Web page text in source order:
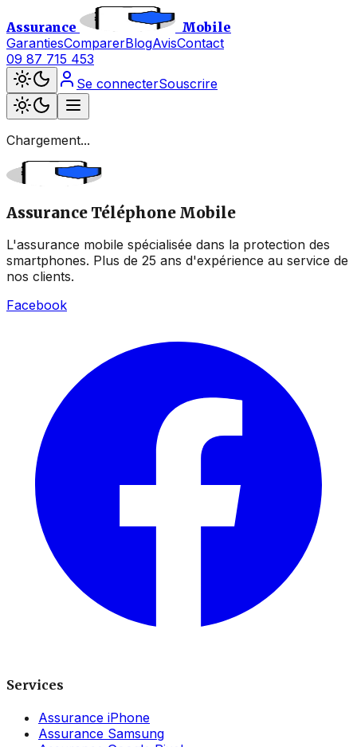
Assurance
Mobile
GarantiesComparerBlogAvisContact
09 87 715 453
Se connecterSouscrire
Chargement...
Assurance Téléphone Mobile
L'assurance mobile spécialisée dans la protection des
smartphones. Plus de 25 ans d'expérience au service de
nos clients.
Facebook
Services
Assurance iPhone
Assurance Samsung